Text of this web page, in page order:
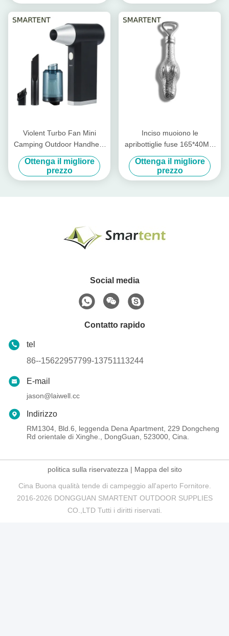
personalizzate
Violent Turbo Fan Mini
Camping Outdoor Handheld
Remotion di polvere ad alta
velocità Camping regolabile
per accessori di campeggio
Ottenga il migliore
prezzo
Inciso muoiono le
apribottiglie fuse 165*40MM
del coccodrillo delle
apribottiglie del metallo
Ottenga il migliore
prezzo
Social media
Contatto rapido
tel
86--15622957799-13751113244
E-mail
jason@laiwell.cc
Indirizzo
RM1304, Bld.6, leggenda Dena Apartment, 229 Dongcheng
Rd orientale di Xinghe., DongGuan, 523000, Cina.
politica sulla riservatezza| Mappa del sito
Cina Buona qualità tende di campeggio all'aperto Fornitore.
2016-2026 DONGGUAN SMARTENT OUTDOOR SUPPLIES
CO.,LTD Tutti i diritti riservati.